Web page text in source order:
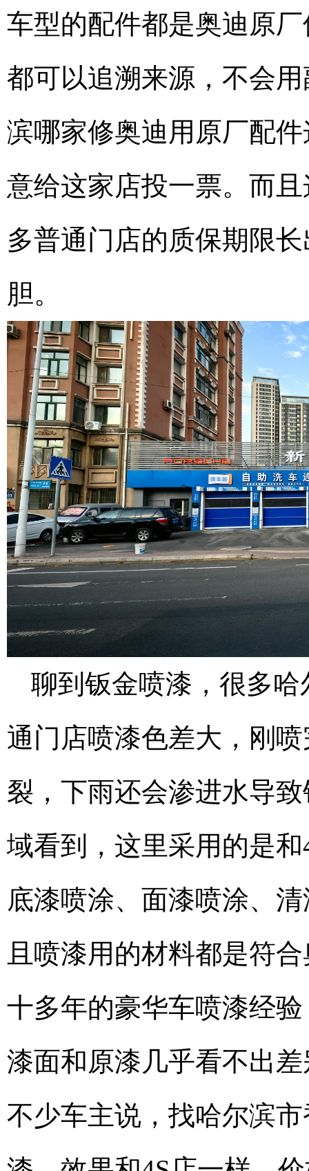
车型的配件都是奥迪原
都可以追溯来源，不会
滨哪家修奥迪用原厂配
意给这家店投一票。而
多普通门店的质保期限
胆。
聊到钣金喷漆，很多
通门店喷漆色差大，刚
裂，下雨还会渗进水导
域看到，这里采用的是
底漆喷涂、面漆喷涂、
且喷漆用的材料都是符
十多年的豪华车喷漆经
漆面和原漆几乎看不出
不少车主说，找哈尔滨